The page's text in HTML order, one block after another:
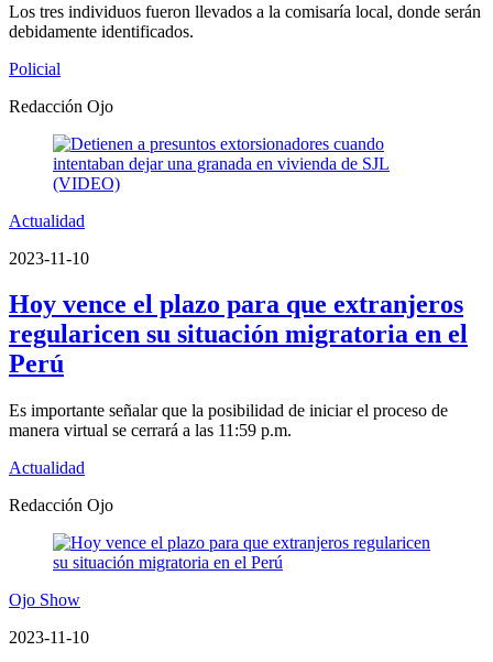
Los tres individuos fueron llevados a la comisaría local, donde serán
debidamente identificados.
Policial
Redacción Ojo
Actualidad
2023-11-10
Hoy vence el plazo para que extranjeros
regularicen su situación migratoria en el
Perú
Es importante señalar que la posibilidad de iniciar el proceso de
manera virtual se cerrará a las 11:59 p.m.
Actualidad
Redacción Ojo
Ojo Show
2023-11-10